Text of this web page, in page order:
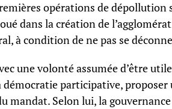
opérations de dépollution
dans la création de
à condition de ne pas se
une volonté assumée d’être
démocratie participative,
mandat. Selon lui, la